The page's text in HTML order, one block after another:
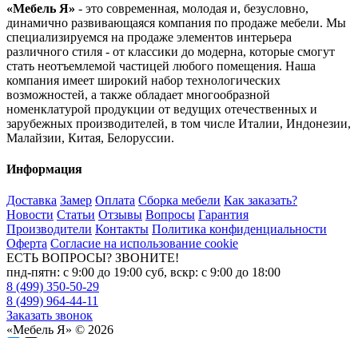
«Мебель Я» - это современная, молодая и, безусловно,
динамично развивающаяся компания по продаже мебели. Мы
специализируемся на продаже элементов интерьера
различного стиля - от классики до модерна, которые смогут
стать неотъемлемой частицей любого помещения. Наша
компания имеет широкий набор технологических
возможностей, а также обладает многообразной
номенклатурой продукции от ведущих отечественных и
зарубежных производителей, в том числе Италии, Индонезии,
Малайзии, Китая, Белоруссии.
Информация
Доставка Замер Оплата Сборка мебели Как заказать?
Новости Статьи Отзывы Вопросы Гарантия
Производители Контакты Политика конфиденциальности
Оферта Согласие на использование cookie
ЕСТЬ ВОПРОСЫ? ЗВОНИТЕ!
пнд-пятн: с 9:00 до 19:00 суб, вскр: с 9:00 до 18:00
8 (499) 350-50-29
8 (499) 964-44-11
Заказать звонок
«Мебель Я» © 2026